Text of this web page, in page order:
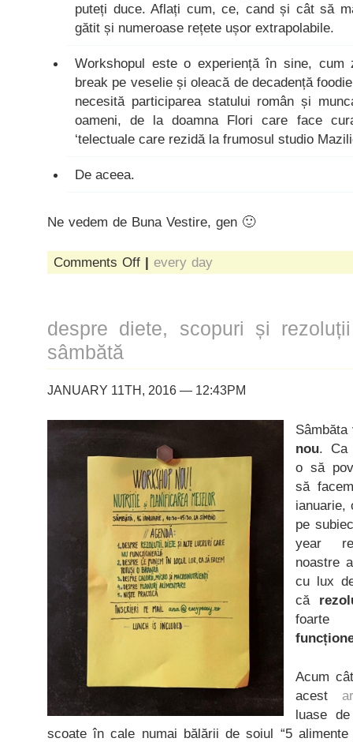
puteți duce. Aflați cum, ce, cand și cât să
gătit și numeroase rețete ușor extrapolabile.
Workshopul este o experiență în sine, cum
break pe veselie și oleacă de decadență
necesită participarea statului român și
oameni, de la doamna Flori care face
‘telectuale care rezidă la frumosul studio
De aceea.
Ne vedem de Buna Vestire, gen 🙂
Comments Offon
desfătare
roman
coproducție
mazi-
boeme
și
minți
decadente
| every day
despre diete, scopuri și
sâmbătă
JANUARY 11TH, 2016 — 12:43PM
nou. Ca
o să
să
ianuarie,
pe
year
noastre
cu lux
că
foarte
Acum
acest
luase
scoate în cale numai bălării de soiul “5